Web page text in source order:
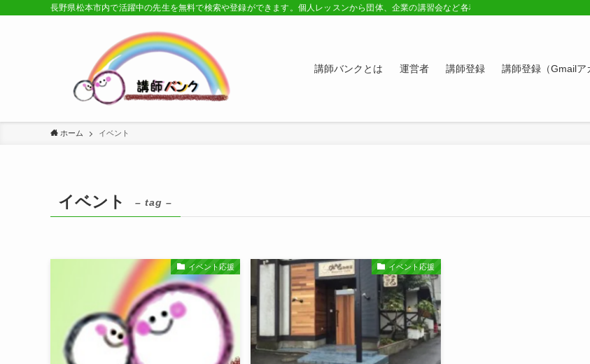
長野県松本市内で活躍中の先生を無料で検索や登録ができます。個人レッスンから団体、企業の講習会など各種講師の紹介ページ。学び
講師バンクとは 運営者 講師登録 講師登録（Gmailア
ホーム イベント
イベント – tag –
イベント応援 イベント応援